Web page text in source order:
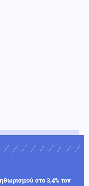
στο 3,4% τον